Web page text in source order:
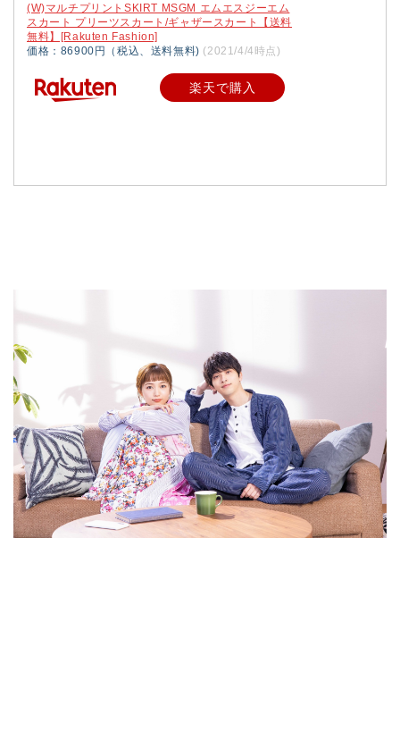
(W)マルチプリントSKIRT MSGM エムエスジーエム
スカート プリーツスカート/ギャザースカート【送料
無料】[Rakuten Fashion]
価格：86900円（税込、送料無料) (2021/4/4時点)
楽天で購入